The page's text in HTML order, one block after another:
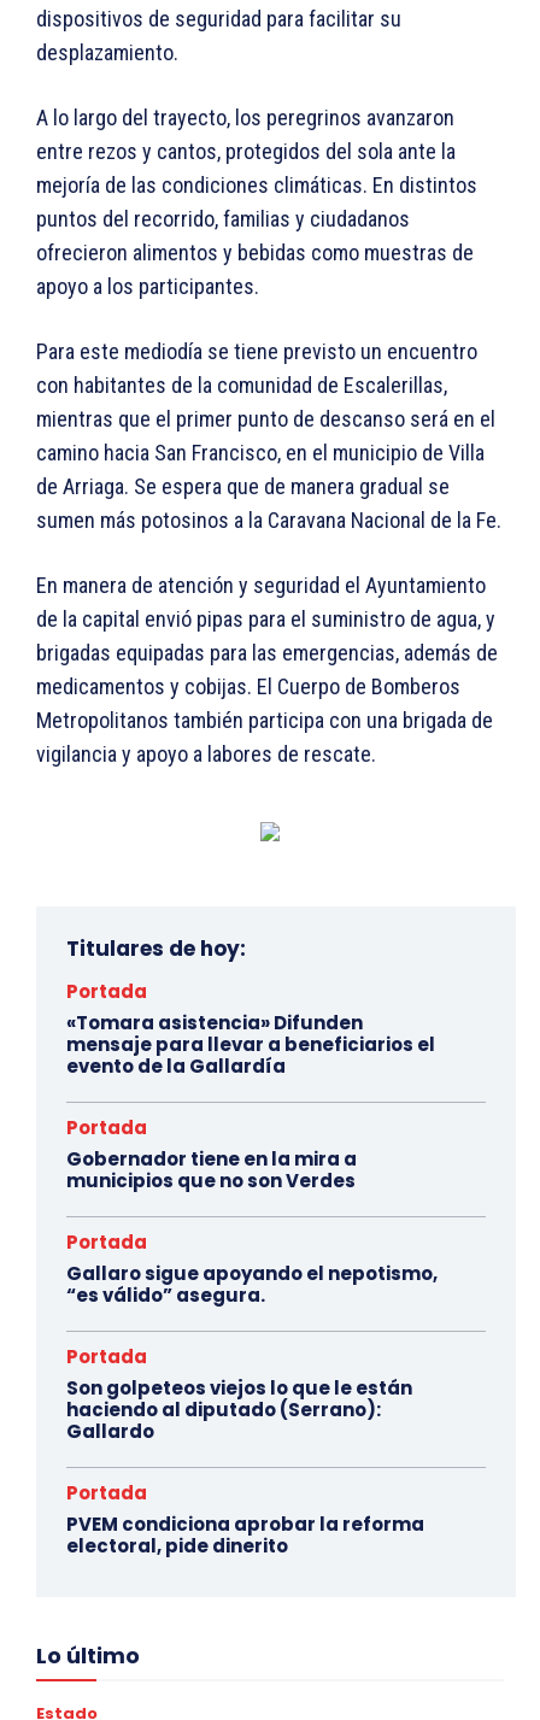
dispositivos de seguridad para facilitar su
desplazamiento.
A lo largo del trayecto, los peregrinos avanzaron
entre rezos y cantos, protegidos del sola ante la
mejoría de las condiciones climáticas. En distintos
puntos del recorrido, familias y ciudadanos
ofrecieron alimentos y bebidas como muestras de
apoyo a los participantes.
Para este mediodía se tiene previsto un encuentro
con habitantes de la comunidad de Escalerillas,
mientras que el primer punto de descanso será en el
camino hacia San Francisco, en el municipio de Villa
de Arriaga. Se espera que de manera gradual se
sumen más potosinos a la Caravana Nacional de la Fe.
En manera de atención y seguridad el Ayuntamiento
de la capital envió pipas para el suministro de agua, y
brigadas equipadas para las emergencias, además de
medicamentos y cobijas. El Cuerpo de Bomberos
Metropolitanos también participa con una brigada de
vigilancia y apoyo a labores de rescate.
Titulares de hoy:
Portada
«Tomara asistencia» Difunden
mensaje para llevar a beneficiarios el
evento de la Gallardía
Portada
Gobernador tiene en la mira a
municipios que no son Verdes
Portada
Gallaro sigue apoyando el nepotismo,
“es válido” asegura.
Portada
Son golpeteos viejos lo que le están
haciendo al diputado (Serrano):
Gallardo
Portada
PVEM condiciona aprobar la reforma
electoral, pide dinerito
Lo último
Estado